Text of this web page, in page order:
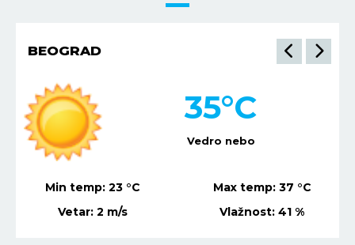
BEOGRAD
Vedro nebo
35°C
Min temp:23 °C Max temp: 37 °C
Vetar:2 m/s Vlažnost:41 %